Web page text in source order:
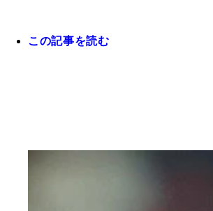
この記事を読む